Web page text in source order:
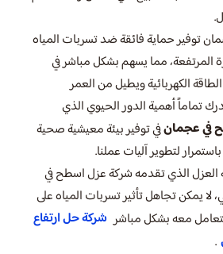
توفير حماية فائقة ضد تسربات المياه
المرتفعة، مما يسهم بشكل مباشر في
الكهربائية ويطيل من العمر
تماماً أهمية الدور الحيوي الذي
في عجمانفي توفير بيئة معيشية صحية
لتطوير آليات عملنا.
الذي تقدمه شركة عزل اسطح في
لا يمكن تجاهل تأثير تسربات المياه على
معه بشكل مباشر شركة حل ارتفاع
.